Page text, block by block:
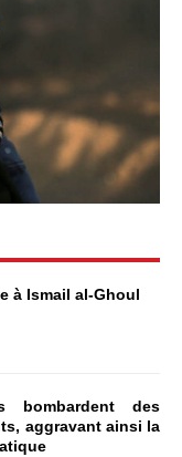
à Ismail al-Ghoul
bombardent des
aggravant ainsi la